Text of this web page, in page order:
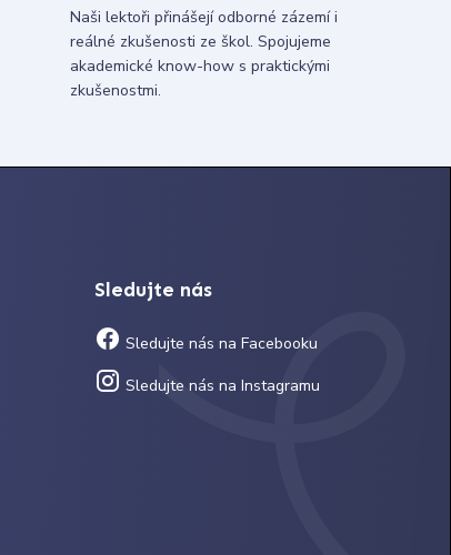
Naši lektoři přinášejí odborné zázemí i
reálné zkušenosti ze škol. Spojujeme
akademické know-how s praktickými
zkušenostmi.
Sledujte nás
Sledujte nás na Facebooku
Sledujte nás na Instagramu